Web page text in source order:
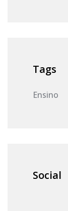
Tags
Ensino
Social